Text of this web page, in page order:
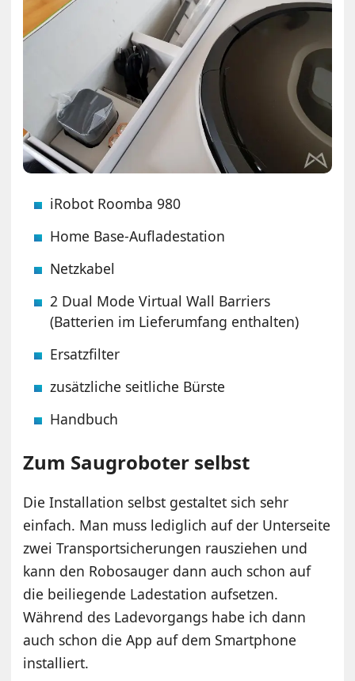
iRobot Roomba 980
Home Base-Aufladestation
Netzkabel
2 Dual Mode Virtual Wall Barriers
(Batterien im Lieferumfang enthalten)
Ersatzfilter
zusätzliche seitliche Bürste
Handbuch
Zum Saugroboter selbst
Die Installation selbst gestaltet sich sehr
einfach. Man muss lediglich auf der Unterseite
zwei Transportsicherungen rausziehen und
kann den Robosauger dann auch schon auf
die beiliegende Ladestation aufsetzen.
Während des Ladevorgangs habe ich dann
auch schon die App auf dem Smartphone
installiert.